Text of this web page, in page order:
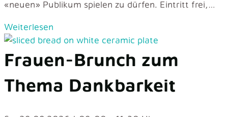
«neuen» Publikum spielen zu dürfen. Eintritt frei,…
Weiterlesen
Frauen-Brunch zum
Thema Dankbarkeit